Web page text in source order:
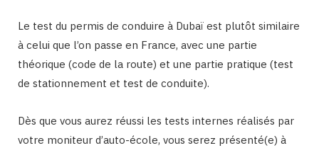
Le test du permis de conduire à Dubaï est plutôt similaire
à celui que l’on passe en France, avec une partie
théorique (code de la route) et une partie pratique (test
de stationnement et test de conduite).
Dès que vous aurez réussi les tests internes réalisés par
votre moniteur d’auto-école, vous serez présenté(e) à